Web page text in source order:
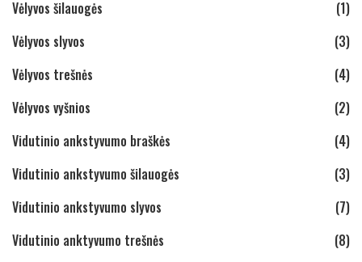
Vėlyvos šilauogės
(1)
Vėlyvos slyvos
(3)
Vėlyvos trešnės
(4)
Vėlyvos vyšnios
(2)
Vidutinio ankstyvumo braškės
(4)
Vidutinio ankstyvumo šilauogės
(3)
Vidutinio ankstyvumo slyvos
(7)
Vidutinio anktyvumo trešnės
(8)